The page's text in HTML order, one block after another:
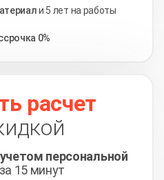
и 5 лет на работы
0%
расчет
персональной
за 15 минут